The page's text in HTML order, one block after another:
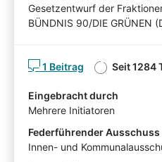
Gesetzentwurf der
BÜNDNIS 90/DIE GRÜNEN
Ihren Erläuterungen oder
nehmen und auf Ihnen
hinweisen. Die von
Interessensvertretern und
im Rahmen eines
1 Beitrag Seit 1284
Eingebracht durch
Mehrere Initiatoren
Federführender Ausschuss
Innen- und